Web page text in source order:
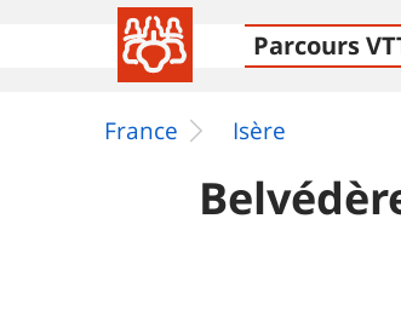
Parcours
France Isère